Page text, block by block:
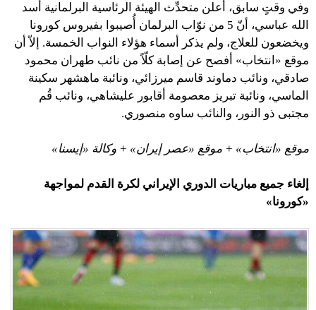
وفي وقتٍ سابق، أعلن متحدِّث الهيئة الرئاسية البرلمانية أسد
الله عباسي، أنّ 5 من نوّاب البرلمان أُصيبوا بفيروس كورونا
ويخضعون للعلاج، ولم يذكر أسماء هؤلاء النواب الخمسة. إلاّ أن
موقع «انتخاب» أفصح عن إصابة كلّاً من نائب طهران محمود
صادقي، ونائب دماوند قاسم ميرزائي، ونائبة ماهشهر سكينة
الماسي، ونائبة تبريز معصومة أقابور عليشاهي، ونائب قُم
مجتبى ذو النور، والنائب ساوه منصوري.
موقع «انتخاب» + موقع «عصر إيران» + وكالة «إيسنا»
إلغاء جميع مباريات الدوري الإيراني لكرة القدم لمواجهة
«كورونا»